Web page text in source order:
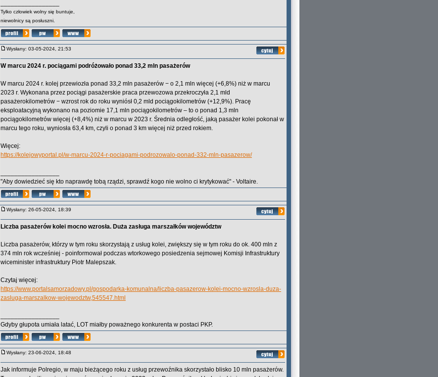
Tylko człowiek wolny się buntuje,
niewolnicy są posłuszni.
Wysłany: 03-05-2024, 21:53
W marcu 2024 r. pociągami podróżowało ponad 33,2 mln pasażerów
W marcu 2024 r. kolej przewiozła ponad 33,2 mln pasażerów − o 2,1 mln więcej (+6,8%) niż w marcu
2023 r. Wykonana przez pociągi pasażerskie praca przewozowa przekroczyła 2,1 mld
pasażerokilometrów − wzrost rok do roku wyniósł 0,2 mld pociągokilometrów (+12,9%). Pracę
eksploatacyjną wykonano na poziomie 17,1 mln pociągokilometrów – to o ponad 1,3 mln
pociągokilometrów więcej (+8,4%) niż w marcu w 2023 r. Średnia odległość, jaką pasażer kolei pokonał w
marcu tego roku, wyniosła 63,4 km, czyli o ponad 3 km więcej niż przed rokiem.
Więcej:
https://kolejowyportal.pl/w-marcu-2024-r-pociagami-podrozowalo-ponad-332-mln-pasazerow/
"Aby dowiedzieć się kto naprawdę tobą rządzi, sprawdź kogo nie wolno ci krytykować" - Voltaire.
Wysłany: 26-05-2024, 18:39
Liczba pasażerów kolei mocno wzrosła. Duża zasługa marszałków województw
Liczba pasażerów, którzy w tym roku skorzystają z usług kolei, zwiększy się w tym roku do ok. 400 mln z
374 mln rok wcześniej - poinformował podczas wtorkowego posiedzenia sejmowej Komisji Infrastruktury
wiceminister infrastruktury Piotr Malepszak.
Czytaj więcej:
https://www.portalsamorzadowy.pl/gospodarka-komunalna/liczba-pasazerow-kolei-mocno-wzrosla-duza-
zasluga-marszalkow-wojewodztw,545547.html
Gdyby głupota umiała latać, LOT miałby poważnego konkurenta w postaci PKP.
Wysłany: 23-06-2024, 18:48
Jak informuje Polregio, w maju bieżącego roku z usług przewoźnika skorzystało blisko 10 mln pasażerów.